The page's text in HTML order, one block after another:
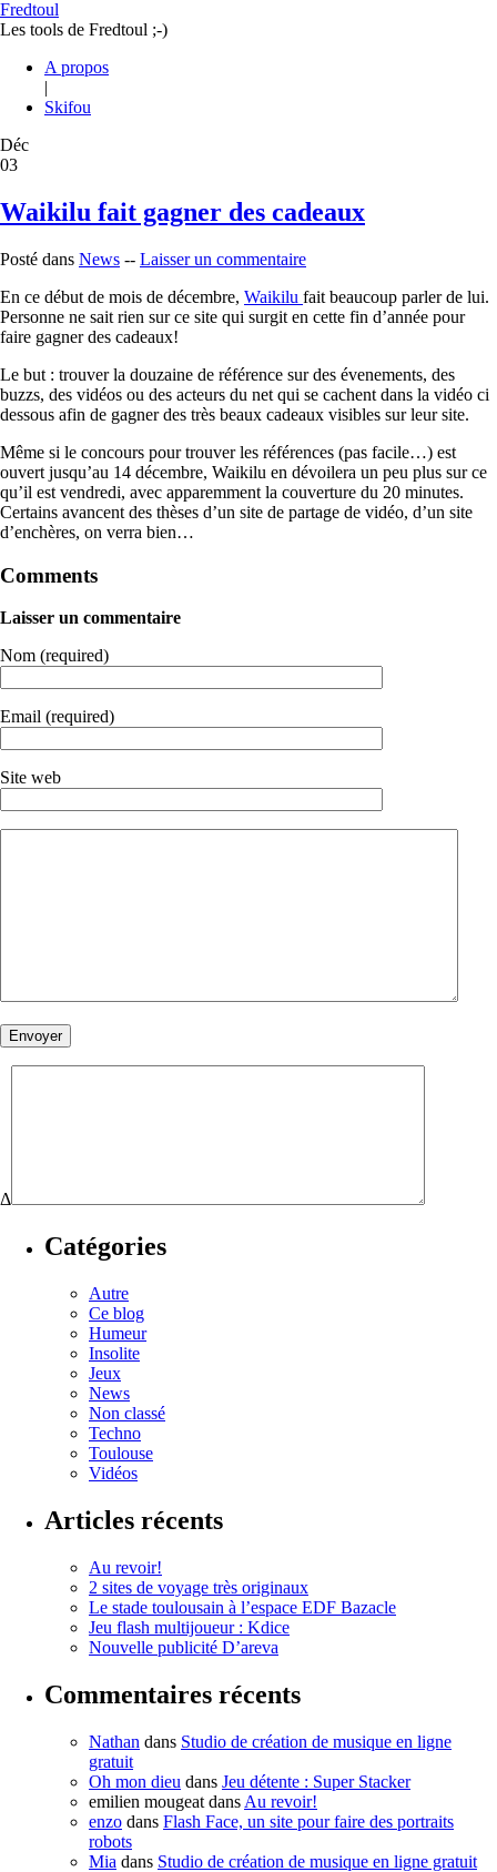
Fredtoul
Les tools de Fredtoul ;-)
A propos
|
Skifou
Déc
03
Waikilu fait gagner des cadeaux
Posté dans News -- Laisser un commentaire
En ce début de mois de décembre, Waikilu fait beaucoup parler de lui.
Personne ne sait rien sur ce site qui surgit en cette fin d’année pour
faire gagner des cadeaux!
Le but : trouver la douzaine de référence sur des évenements, des
buzzs, des vidéos ou des acteurs du net qui se cachent dans la vidéo ci
dessous afin de gagner des très beaux cadeaux visibles sur leur site.
Même si le concours pour trouver les références (pas facile…) est
ouvert jusqu’au 14 décembre, Waikilu en dévoilera un peu plus sur ce
qu’il est vendredi, avec apparemment la couverture du 20 minutes.
Certains avancent des thèses d’un site de partage de vidéo, d’un site
d’enchères, on verra bien…
Comments
Laisser un commentaire
Nom (required)
Email (required)
Site web
Δ
Catégories
Autre
Ce blog
Humeur
Insolite
Jeux
News
Non classé
Techno
Toulouse
Vidéos
Articles récents
Au revoir!
2 sites de voyage très originaux
Le stade toulousain à l’espace EDF Bazacle
Jeu flash multijoueur : Kdice
Nouvelle publicité D’areva
Commentaires récents
Nathan dans Studio de création de musique en ligne
gratuit
Oh mon dieu dans Jeu détente : Super Stacker
emilien mougeat dans Au revoir!
enzo dans Flash Face, un site pour faire des portraits
robots
Mia dans Studio de création de musique en ligne gratuit